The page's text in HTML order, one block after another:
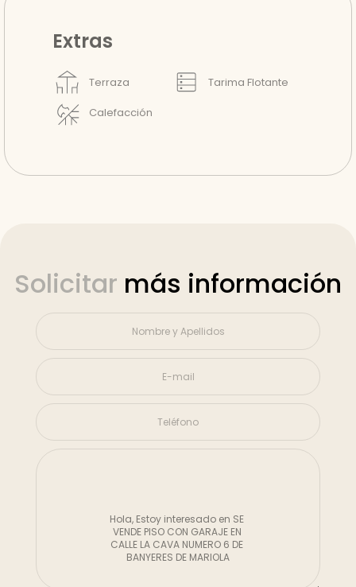
Extras
Terraza
Tarima Flotante
Calefacción
Solicitar más información